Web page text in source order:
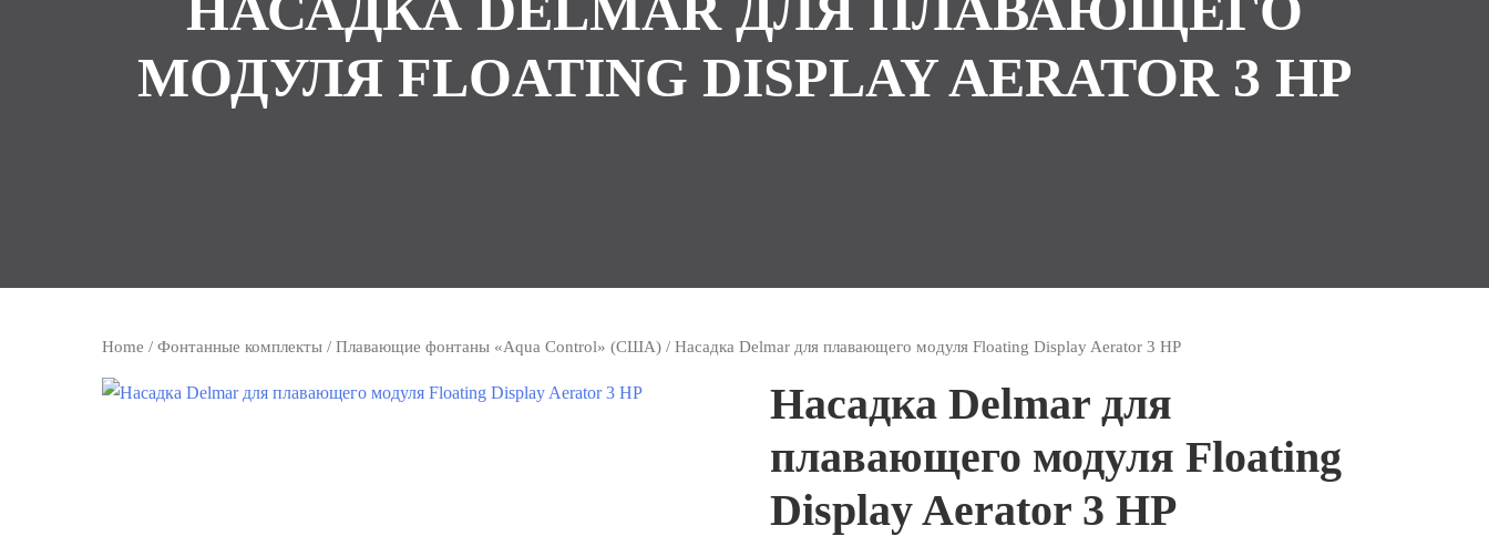
МОДУЛЯ FLOATING DISPLAY AERATOR 3 HP
Home / Фонтанные комплекты/ Плавающие фонтаны «Aqua Control» (США)/ Насадка Delmar для плавающего модуля Floating Display Aerator 3 HP
Насадка Delmar для
плавающего модуля Floating
Display Aerator 3 HP